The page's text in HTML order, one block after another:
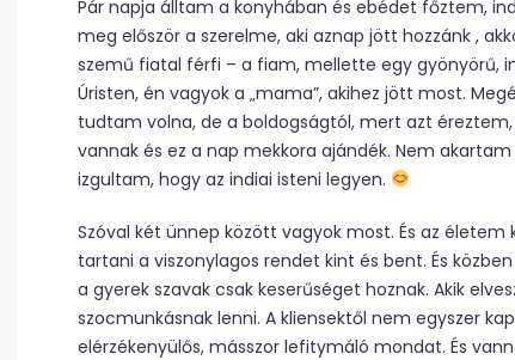
Pár napja álltam a konyhában és ebédet főztem,
meg először a szerelme, aki aznap jött hozzánk ,
szemű fiatal férfi – a fiam, mellette egy gyönyörű,
Úristen, én vagyok a „mama”, akihez jött most.
tudtam volna, de a boldogságtól, mert azt
vannak és ez a nap mekkora ajándék. Nem
izgultam, hogy az indiai isteni legyen.
Szóval két ünnep között vagyok most. És az
tartani a viszonylagos rendet kint és bent. És
a gyerek szavak csak keserűséget hoznak. Akik
szocmunkásnak lenni. A kliensektől nem egyszer
elérzékenyülős, másszor lefitymáló mondat. És